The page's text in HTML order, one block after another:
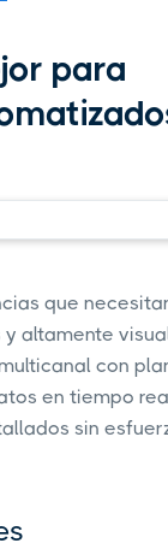
para
que
altamente
con
en tiempo
sin